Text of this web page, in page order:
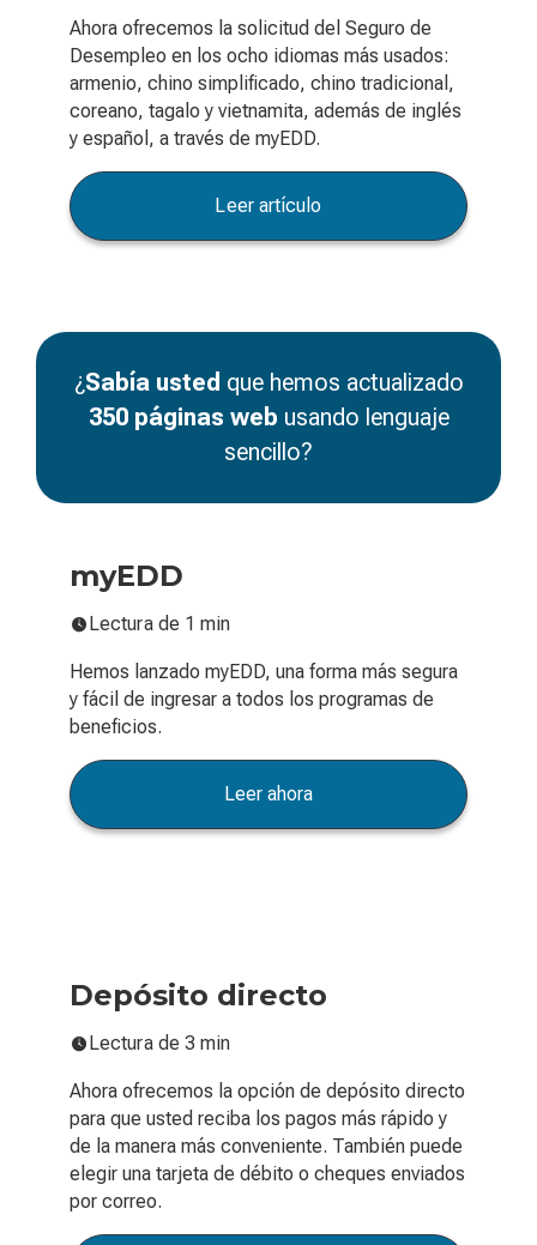
Ahora ofrecemos la solicitud del Seguro de
Desempleo en los ocho idiomas más usados:
armenio, chino simplificado, chino tradicional,
coreano, tagalo y vietnamita, además de inglés
y español, a través de myEDD.
Leer artículo
¿Sabía usted que hemos actualizado
350 páginas web usando lenguaje
sencillo?
myEDD
Lectura de 1 min
Hemos lanzado myEDD, una forma más segura
y fácil de ingresar a todos los programas de
beneficios.
Leer ahora
Depósito directo
Lectura de 3 min
Ahora ofrecemos la opción de depósito directo
para que usted reciba los pagos más rápido y
de la manera más conveniente. También puede
elegir una tarjeta de débito o cheques enviados
por correo.